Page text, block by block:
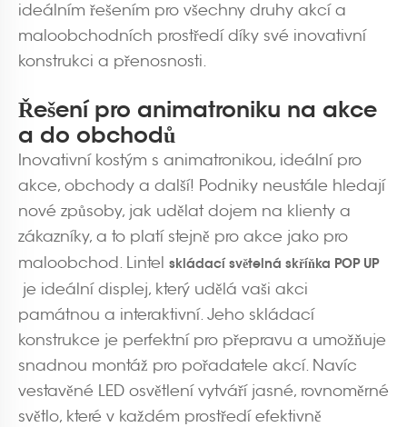
ideálním řešením pro všechny druhy akcí a
maloobchodních prostředí díky své inovativní
konstrukci a přenosnosti.
Řešení pro animatroniku na akce
a do obchodů
Inovativní kostým s animatronikou, ideální pro
akce, obchody a další! Podniky neustále hledají
nové způsoby, jak udělat dojem na klienty a
zákazníky, a to platí stejně pro akce jako pro
maloobchod. Lintel skládací světelná skříňka POP UP
je ideální displej, který udělá vaši akci
památnou a interaktivní. Jeho skládací
konstrukce je perfektní pro přepravu a umožňuje
snadnou montáž pro pořadatele akcí. Navíc
vestavěné LED osvětlení vytváří jasné, rovnoměrné
světlo, které v každém prostředí efektivně